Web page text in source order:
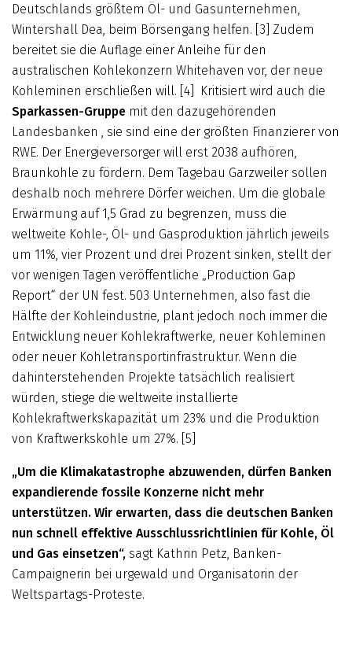
Deutschlands größtem Öl- und Gasunternehmen,
Wintershall Dea, beim Börsengang helfen. [3] Zudem
bereitet sie die Auflage einer Anleihe für den
australischen Kohlekonzern Whitehaven vor, der neue
Kohleminen erschließen will. [4] Kritisiert wird auch die
Sparkassen-Gruppe mit den dazugehörenden
Landesbanken , sie sind eine der größten Finanzierer von
RWE. Der Energieversorger will erst 2038 aufhören,
Braunkohle zu fördern. Dem Tagebau Garzweiler sollen
deshalb noch mehrere Dörfer weichen. Um die globale
Erwärmung auf 1,5 Grad zu begrenzen, muss die
weltweite Kohle-, Öl- und Gasproduktion jährlich jeweils
um 11%, vier Prozent und drei Prozent sinken, stellt der
vor wenigen Tagen veröffentliche „Production Gap
Report“ der UN fest. 503 Unternehmen, also fast die
Hälfte der Kohleindustrie, plant jedoch noch immer die
Entwicklung neuer Kohlekraftwerke, neuer Kohleminen
oder neuer Kohletransportinfrastruktur. Wenn die
dahinterstehenden Projekte tatsächlich realisiert
würden, stiege die weltweite installierte
Kohlekraftwerkskapazität um 23% und die Produktion
von Kraftwerkskohle um 27%. [5]
„Um die Klimakatastrophe abzuwenden, dürfen Banken
expandierende fossile Konzerne nicht mehr
unterstützen. Wir erwarten, dass die deutschen Banken
nun schnell effektive Ausschlussrichtlinien für Kohle, Öl
und Gas einsetzen“, sagt Kathrin Petz, Banken-
Campaignerin bei urgewald und Organisatorin der
Weltspartags-Proteste.